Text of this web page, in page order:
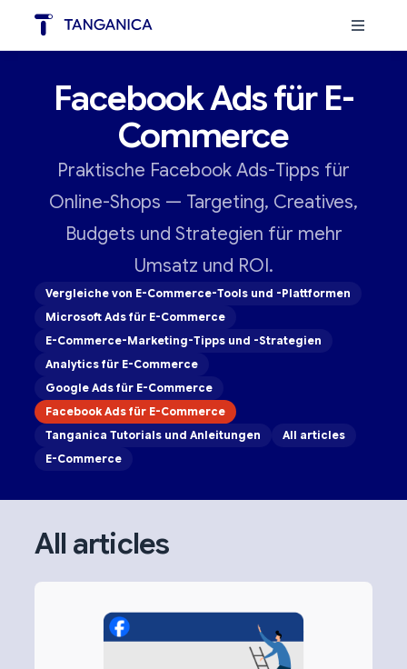
Facebook Ads für E-
Commerce
Praktische Facebook Ads-Tipps für
Online-Shops — Targeting, Creatives,
Budgets und Strategien für mehr
Umsatz und ROI.
Vergleiche von E-Commerce-Tools und -Plattformen
Microsoft Ads für E-Commerce
E-Commerce-Marketing-Tipps und -Strategien
Analytics für E-Commerce
Google Ads für E-Commerce
Facebook Ads für E-Commerce
Tanganica Tutorials und Anleitungen
All articles
E-Commerce
All articles